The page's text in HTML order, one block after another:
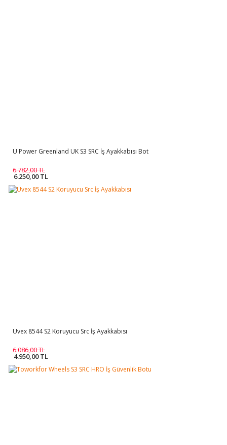
U Power Greenland UK S3 SRC İş Ayakkabısı Bot
6.782,00 TL
6.250,00 TL
Uvex 8544 S2 Koruyucu Src İş Ayakkabısı
6.086,00 TL
4.950,00 TL